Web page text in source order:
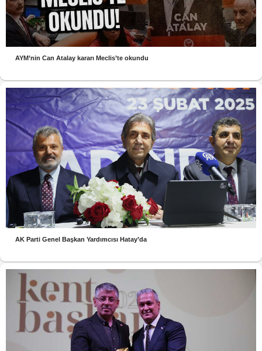
AYM’nin Can Atalay kararı Meclis’te okundu
AK Parti Genel Başkan Yardımcısı Hatay’da